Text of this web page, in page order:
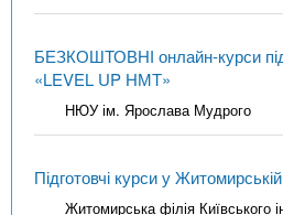
БЕЗКОШТОВНІ онлайн-курси
«LEVEL UP НМТ»
НЮУ ім. Ярослава Мудрого
Підготовчі курси у Житомирській
Житомирська філія Київського